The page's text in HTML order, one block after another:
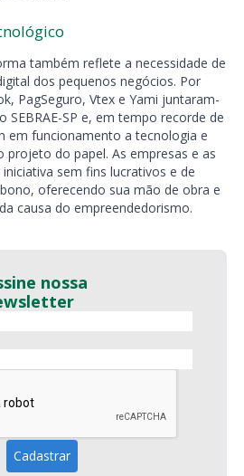
também reflete a necessidade de
dos pequenos negócios. Por
PagSeguro, Vtex e Yami juntaram-
SEBRAE-SP e, em tempo recorde de
em funcionamento a tecnologia e
do papel. As empresas e as
sem fins lucrativos e de
oferecendo sua mão de obra e
causa do empreendedorismo.
nossa